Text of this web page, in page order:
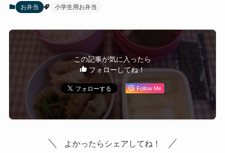
お弁当 小学生用お弁当
この記事が気に入ったら
フォローしてね！
Follow Me
よかったらシェアしてね！